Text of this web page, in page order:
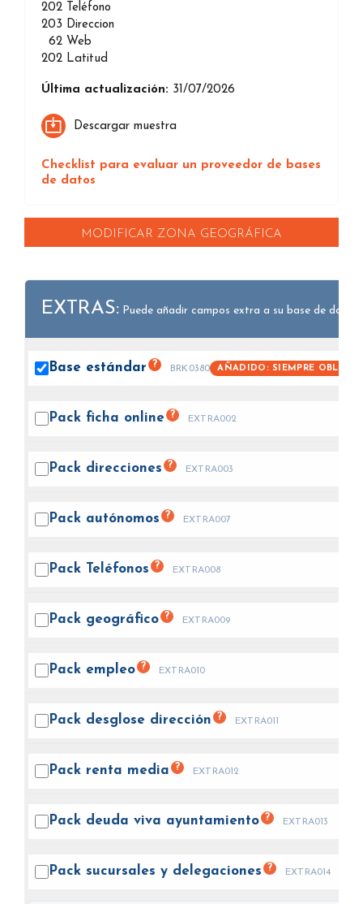
202
Teléfono
203 Direccion
62 Web
202 Latitud
Última actualización: 31/07/2026
Descargar muestra
Checklist para evaluar un proveedor de bases
de datos
MODIFICAR ZONA GEOGRÁFICA
EXTRAS: Puede añadir campos extra a su base de datos.
Base estándar ? BRK0380 AÑADIDO: SIEMPRE
Pack ficha online ? EXTRA002
Pack direcciones ? EXTRA003
Pack autónomos ? EXTRA007
Pack Teléfonos ? EXTRA008
Pack geográfico ? EXTRA009
Pack empleo ? EXTRA010
Pack desglose dirección ? EXTRA011
Pack renta media ? EXTRA012
Pack deuda viva ayuntamiento ? EXTRA013
Pack sucursales y delegaciones ? EXTRA014